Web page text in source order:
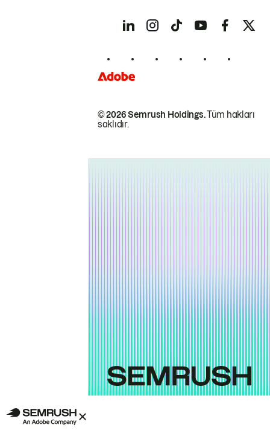
© 2026 Semrush Holdings.Tüm hakları
saklıdır.